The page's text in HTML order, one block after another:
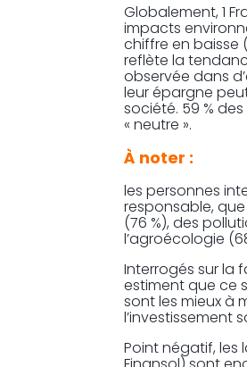
Globalement, 1
impacts
chiffre en baisse
reflète la
observée dans
leur épargne
société. 59 %
« neutre ».
À noter :
les personnes
responsable,
(76 %), des
l’agroécologie
Interrogés sur la
estiment que ce
sont les mieux à
l’investissement
Point négatif, les